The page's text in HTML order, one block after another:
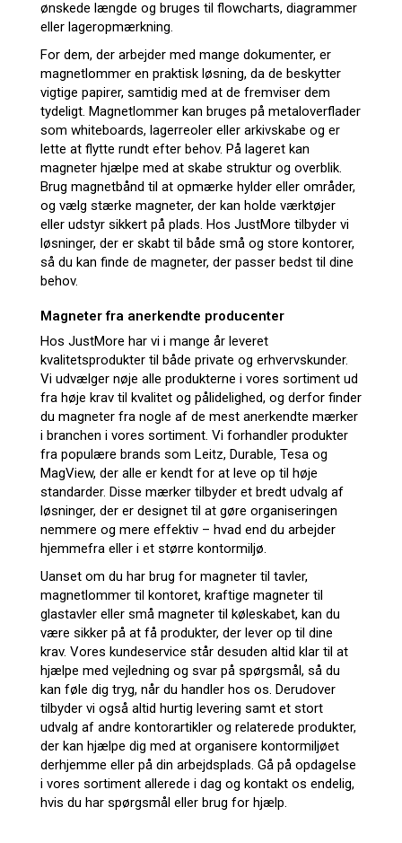
ønskede længde og bruges til flowcharts, diagrammer
eller lageropmærkning.
For dem, der arbejder med mange dokumenter, er
magnetlommer en praktisk løsning, da de beskytter
vigtige papirer, samtidig med at de fremviser dem
tydeligt. Magnetlommer kan bruges på metaloverflader
som whiteboards, lagerreoler eller arkivskabe og er
lette at flytte rundt efter behov. På lageret kan
magneter hjælpe med at skabe struktur og overblik.
Brug magnetbånd til at opmærke hylder eller områder,
og vælg stærke magneter, der kan holde værktøjer
eller udstyr sikkert på plads. Hos JustMore tilbyder vi
løsninger, der er skabt til både små og store kontorer,
så du kan finde de magneter, der passer bedst til dine
behov.
Magneter fra anerkendte producenter
Hos JustMore har vi i mange år leveret
kvalitetsprodukter til både private og erhvervskunder.
Vi udvælger nøje alle produkterne i vores sortiment ud
fra høje krav til kvalitet og pålidelighed, og derfor finder
du magneter fra nogle af de mest anerkendte mærker
i branchen i vores sortiment. Vi forhandler produkter
fra populære brands som Leitz, Durable, Tesa og
MagView, der alle er kendt for at leve op til høje
standarder. Disse mærker tilbyder et bredt udvalg af
løsninger, der er designet til at gøre organiseringen
nemmere og mere effektiv – hvad end du arbejder
hjemmefra eller i et større kontormiljø.
Uanset om du har brug for magneter til tavler,
magnetlommer til kontoret, kraftige magneter til
glastavler eller små magneter til køleskabet, kan du
være sikker på at få produkter, der lever op til dine
krav. Vores kundeservice står desuden altid klar til at
hjælpe med vejledning og svar på spørgsmål, så du
kan føle dig tryg, når du handler hos os. Derudover
tilbyder vi også altid hurtig levering samt et stort
udvalg af andre kontorartikler og relaterede produkter,
der kan hjælpe dig med at organisere kontormiljøet
derhjemme eller på din arbejdsplads. Gå på opdagelse
i vores sortiment allerede i dag og kontakt os endelig,
hvis du har spørgsmål eller brug for hjælp.